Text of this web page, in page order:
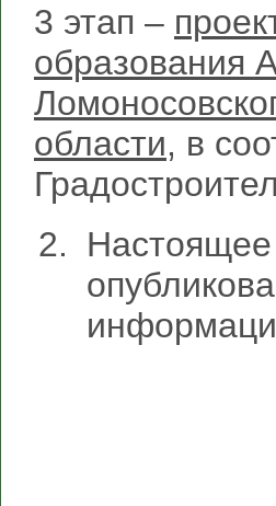
3 этап –
образования
области, в
Настоящее